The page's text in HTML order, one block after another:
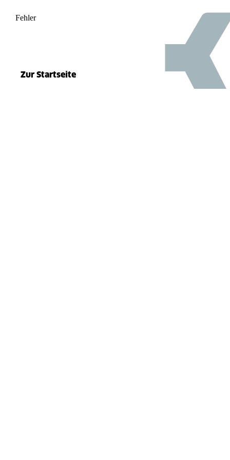
Fehler 500
Zur Startseite